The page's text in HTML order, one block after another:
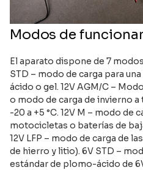
Modos de
El aparato dispone de 7
STD – modo de carga para
ácido o gel. 12V AGM/C –
o modo de carga de invierno
-20 a +5 °C. 12V M – modo de
motocicletas o baterías de
12V LFP – modo de carga de
de hierro y litio). 6V STD –
estándar de plomo-ácido de